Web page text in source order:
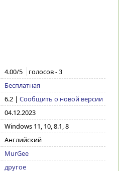
4.00/5 голосов -3
Бесплатная
6.2| Сообщить о новой версии
04.12.2023
Windows 11, 10, 8.1, 8
Английский
MurGee
другое